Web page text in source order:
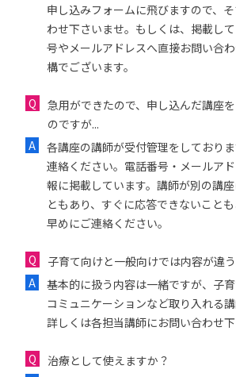
申し込みフォームに飛びますので、
わせ下さいませ。もしくは、掲載し
号やメールアドレスへ直接お問い合
構でございます。
急用ができたので、申し込んだ講座
のですが...
各講座の講師が受付管理をしており
連絡ください。電話番号・メールア
報に掲載しています。講師が別の講
ともあり、すぐに応答できないこと
早めにご連絡ください。
子育て向けと一般向けでは内容が違
基本的に扱う内容は一緒ですが、子
コミュニケーションなど取り入れる講
詳しくは各担当講師にお問い合わせ下
治療として使えますか？